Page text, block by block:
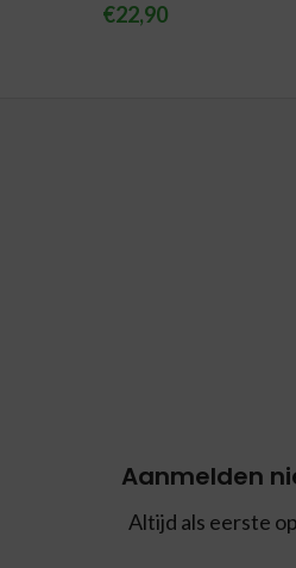
€22,90
Aanmelden
Altijd als eerste